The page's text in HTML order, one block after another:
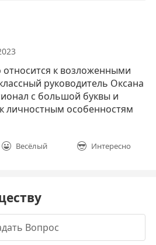
к возложенными
руководитель Оксана
с большой буквы и
личностным особенностям
Весёлый Интересно
Вопрос